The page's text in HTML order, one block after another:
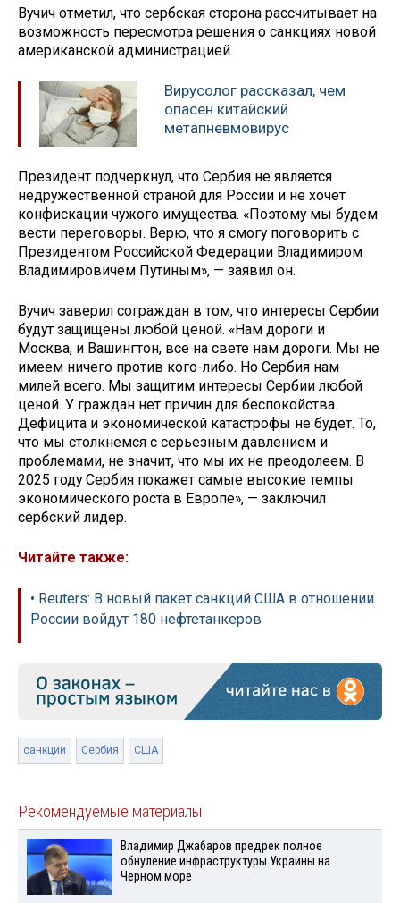
Вучич отметил, что сербская сторона рассчитывает на
возможность пересмотра решения о санкциях новой
американской администрацией.
Вирусолог рассказал, чем
опасен китайский
метапневмовирус
Президент подчеркнул, что Сербия не является
недружественной страной для России и не хочет
конфискации чужого имущества. «Поэтому мы будем
вести переговоры. Верю, что я смогу поговорить с
Президентом Российской Федерации Владимиром
Владимировичем Путиным», — заявил он.
Вучич заверил сограждан в том, что интересы Сербии
будут защищены любой ценой. «Нам дороги и
Москва, и Вашингтон, все на свете нам дороги. Мы не
имеем ничего против кого-либо. Но Сербия нам
милей всего. Мы защитим интересы Сербии любой
ценой. У граждан нет причин для беспокойства.
Дефицита и экономической катастрофы не будет. То,
что мы столкнемся с серьезным давлением и
проблемами, не значит, что мы их не преодолеем. В
2025 году Сербия покажет самые высокие темпы
экономического роста в Европе», — заключил
сербский лидер.
Читайте также:
• Reuters: В новый пакет санкций США в отношении
России войдут 180 нефтетанкеров
санкции Сербия США
Рекомендуемые материалы
Владимир Джабаров предрек полное
обнуление инфраструктуры Украины на
Черном море